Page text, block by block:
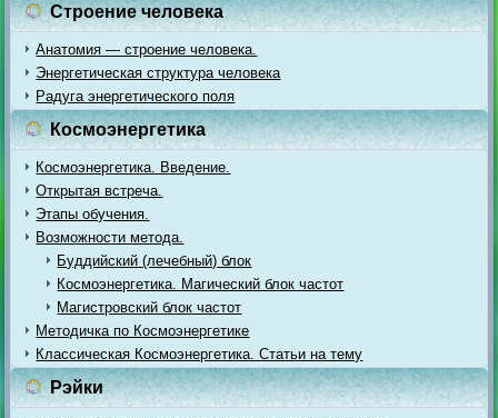
Строение человека
Анатомия — строение человека.
Энергетическая структура человека
Радуга энергетического поля
Космоэнергетика
Космоэнергетика. Введение.
Открытая встреча.
Этапы обучения.
Возможности метода.
Буддийский (лечебный) блок
Космоэнергетика. Магический блок частот
Магистровский блок частот
Методичка по Космоэнергетике
Классическая Космоэнергетика. Статьи на тему
Рэйки